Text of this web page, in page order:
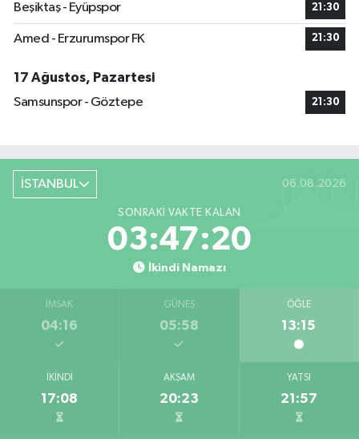
Beşiktaş - Eyüpspor 21:30
Amed - Erzurumspor FK 21:30
17 Ağustos, Pazartesi
Samsunspor - Göztepe
21:30
İSTANBUL 06.08.2026
SONRAKI VAKTE KALAN
03:47:19
İkindi Namazı
İMSAK
04:16
GÜNEŞ
05:58
ÖĞLE
13:15
İKINDI
17:08
AKŞAM
20:23
YATSI
21:57